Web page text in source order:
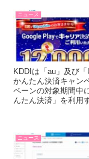
ニュース
KDDIは「au」及び
かんたん決済キャン
ペーンの対象期間中
んたん決済」を利用
ニュース